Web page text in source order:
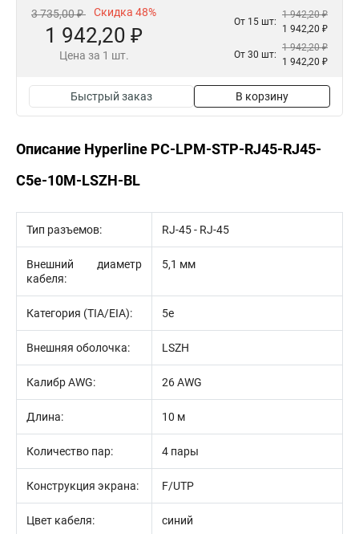
3 735,00 ₽ Скидка 48%
1 942,20 ₽
Цена за 1 шт.
От 15 шт:
1 942,20 ₽
1 942,20 ₽
От 30 шт:
1 942,20 ₽
1 942,20 ₽
Быстрый заказ В корзину
Описание Hyperline PC-LPM-STP-RJ45-RJ45-
C5e-10M-LSZH-BL
Тип разъемов: RJ-45 - RJ-45
Внешний диаметр
кабеля:
5,1 мм
Категория (TIA/EIA): 5e
Внешняя оболочка: LSZH
Калибр AWG: 26 AWG
Длина: 10 м
Количество пар: 4 пары
Конструкция экрана: F/UTP
Цвет кабеля: синий